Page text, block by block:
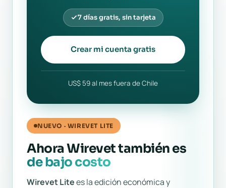
NUEVO · WIREVET LITE
Ahora Wirevet también es
de bajo costo
Wirevet Litees la edición económica y
7 días gratis, sin tarjeta
Crear mi cuenta gratis
US$ 59 al mes fuera de Chile